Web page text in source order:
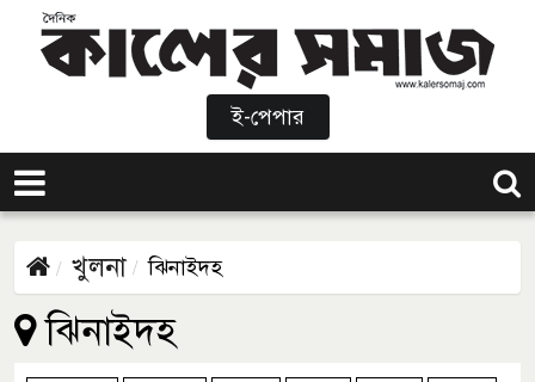
ই-পেপার
খুলনা ঝিনাইদহ
ঝিনাইদহ